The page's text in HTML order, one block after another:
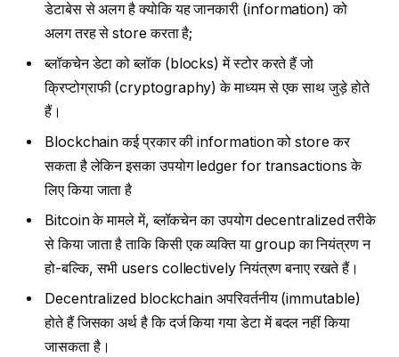
डेटाबेस से अलग है क्योकि यह जानकारी (information) को
अलग तरह से store करता है;
ब्लॉकचेन डेटा को ब्लॉक (blocks) में स्टोर करते हैं जो
क्रिप्टोग्राफी (cryptography) के माध्यम से एक साथ जुड़े होते
हैं।
Blockchain कई प्रकार की information को store कर
सकता है लेकिन इसका उपयोग ledger for transactions के
लिए किया जाता है
Bitcoin के मामले में, ब्लॉकचेन का उपयोग decentralized तरीके
से किया जाता है ताकि किसी एक व्यक्ति या group का नियंत्रण न
हो-बल्कि, सभी users collectively नियंत्रण बनाए रखते हैं।
Decentralized blockchain अपरिवर्तनीय (immutable)
होते हैं जिसका अर्थ है कि दर्ज किया गया डेटा में बदल नहीं किया
जासकता है।